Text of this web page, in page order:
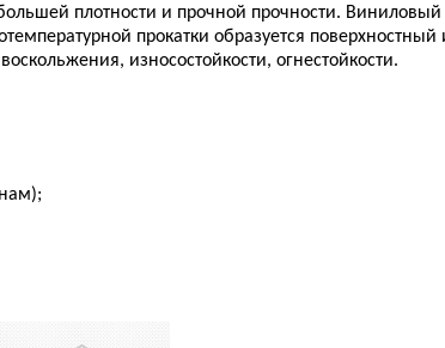
плотности и прочной прочности.
прокатки образуется
износостойкости, огнестойкости.